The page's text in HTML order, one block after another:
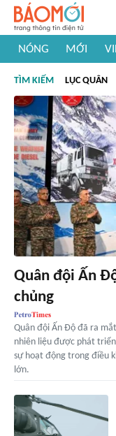
NÓNG MỚI
#Khám phá Việt Nam
TÌM KIẾM LỤC QUÂN
Quân đội Ấn
chủng
Quân đội Ấn Độ đã ra
nhiên liệu được phát
sự hoạt động trong điều
lớn.